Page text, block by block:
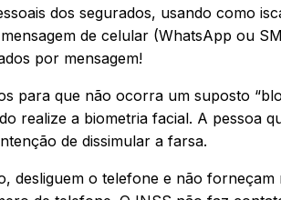
dos segurados, usando como
de celular (WhatsApp ou
por mensagem!
para que não ocorra um suposto
realize a biometria facial. A pessoa
de dissimular a farsa.
desliguem o telefone e não forneçam